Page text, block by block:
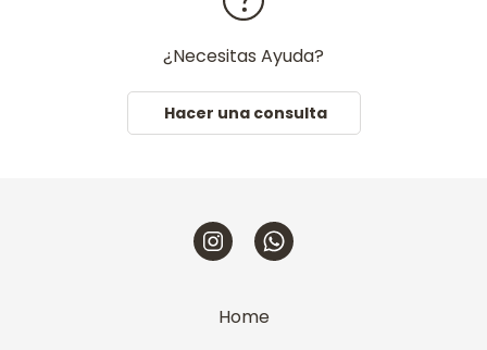
¿Necesitas Ayuda?
Hacer una consulta
Home